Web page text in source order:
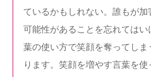
ているかもしれない。誰もが加
可能性があることを忘れてはい
葉の使い方で笑顔を奪ってしま
ります。笑顔を増やす言葉を使